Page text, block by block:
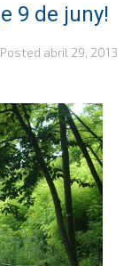
9 de juny!
Posted abril 29, 2013